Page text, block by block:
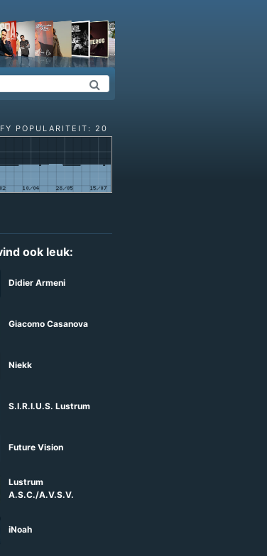
POPULARITEIT: 20
ook leuk:
Didier Armeni
Giacomo Casanova
Niekk
S.I.R.I.U.S. Lustrum
Future Vision
Lustrum
A.S.C./A.V.S.V.
iNoah